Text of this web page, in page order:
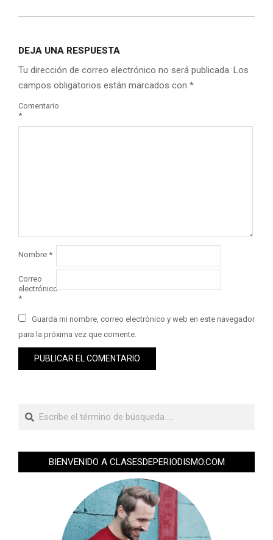
DEJA UNA RESPUESTA
Tu dirección de correo electrónico no será publicada. Los
campos obligatorios están marcados con *
Comentario
*
Nombre *
Correo
electrónico
*
Guarda mi nombre, correo electrónico y web en este navegador
para la próxima vez que comente.
BIENVENIDO A CLASESDEPERIODISMO.COM